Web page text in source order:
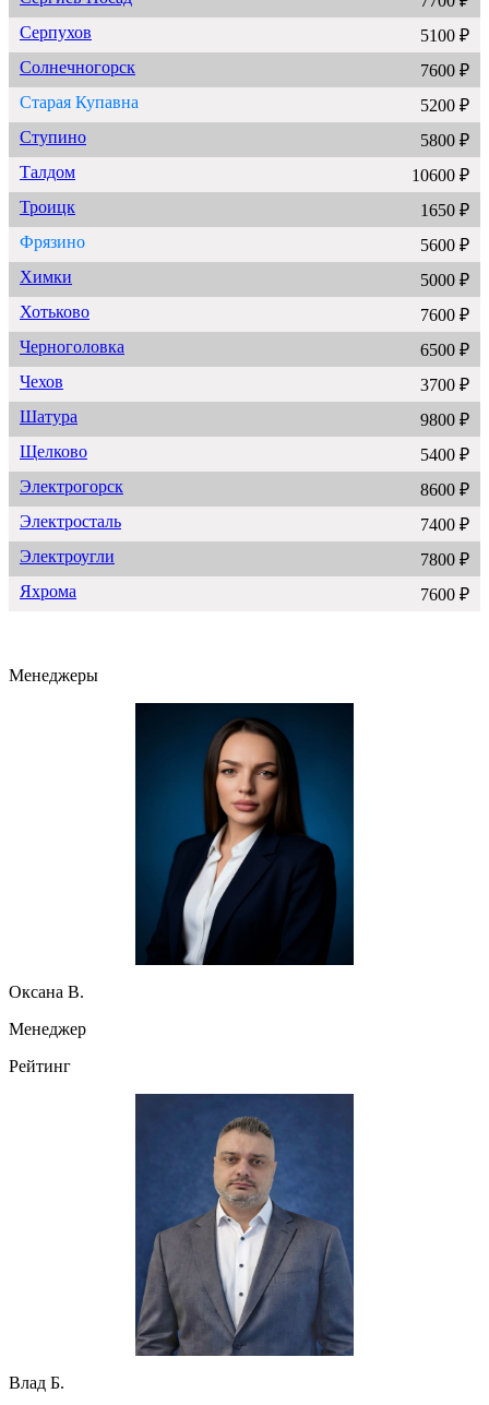
Серпухов
5100 ₽
Солнечногорск
7600 ₽
Старая Купавна
5200 ₽
Ступино
5800 ₽
Талдом
10600 ₽
Троицк
1650 ₽
Фрязино
5600 ₽
Химки
5000 ₽
Хотьково
7600 ₽
Черноголовка
6500 ₽
Чехов
3700 ₽
Шатура
9800 ₽
Щелково
5400 ₽
Электрогорск
8600 ₽
Электросталь
7400 ₽
Электроугли
7800 ₽
Яхрома
7600 ₽
Менеджеры
Оксана В.
Менеджер
Рейтинг
Влад Б.